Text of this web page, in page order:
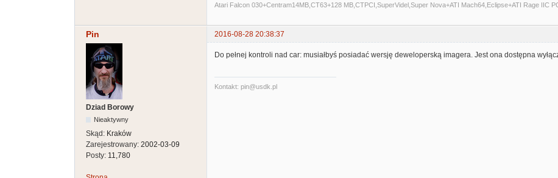
Atari Falcon 030+Centram14MB,CT63+128 MB,CTPCI,SuperVidel,Super Nova+ATI Mach64,Eclipse+ATI Rage IIC
Pin 2016-08-28 20:38:37
Dziad Borowy
Nieaktywny
Skąd: Kraków
Zarejestrowany: 2002-03-09
Posty: 11,780
Do pełnej kontroli nad car: musiałbyś posiadać wersję deweloperską imagera. Jest ona dostępna
Kontakt: pin@usdk.pl